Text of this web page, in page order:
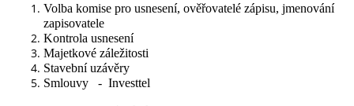
Volba komise pro usnesení, ověřovatelé zápisu, jmenování
zapisovatele
Kontrola usnesení
Majetkové záležitosti
Stavební uzávěry
Smlouvy
- Investtel